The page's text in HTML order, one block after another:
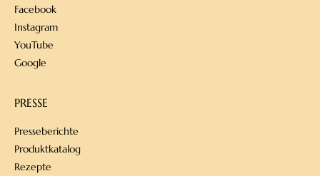
Facebook
Instagram
YouTube
Google
PRESSE
Presseberichte
Produktkatalog
Rezepte